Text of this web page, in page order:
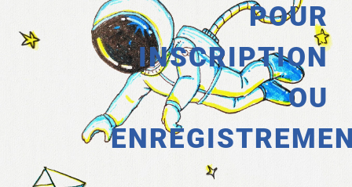
POUR
INSCRIPTION
OU